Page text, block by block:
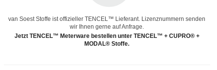
van Soest Stoffe ist offizieller TENCEL™ Lieferant. Lizenznummern senden
wir Ihnen gerne auf Anfrage.
Jetzt TENCEL™ Meterware bestellen unter TENCEL™ + CUPRO® +
MODAL® Stoffe.